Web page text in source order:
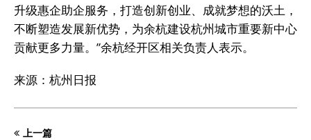
升级惠企助企服务，打造创新创业、成就梦想的沃土，
不断塑造发展新优势，为余杭建设杭州城市重要新中心
贡献更多力量。”余杭经开区相关负责人表示。
来源：杭州日报
上一篇